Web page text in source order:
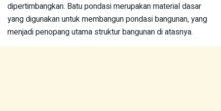
dipertimbangkan. Batu pondasi merupakan material dasar
yang digunakan untuk membangun pondasi bangunan, yang
menjadi penopang utama struktur bangunan di atasnya.